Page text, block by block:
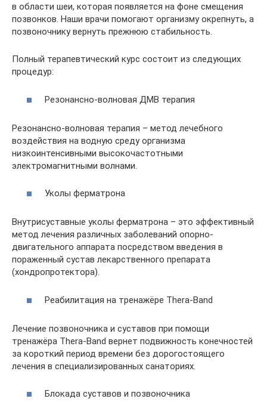
в области шеи, которая появляется на фоне смещения
позвонков. Наши врачи помогают организму окрепнуть, а
позвоночнику вернуть прежнюю стабильность.
Полный терапевтический курс состоит из следующих
процедур:
Резонансно-волновая ДМВ терапия
Резонансно-волновая терапия – метод лечебного
воздействия на водную среду организма
низкоинтенсивными высокочастотными
электромагнитными волнами.
Уколы ферматрона
Внутрисуставные уколы ферматрона – это эффективный
метод лечения различных заболеваний опорно-
двигательного аппарата посредством введения в
пораженный сустав лекарственного препарата
(хондропротектора).
Реабилитация на тренажёре Thera-Band
Лечение позвоночника и суставов при помощи
тренажёра Thera-Band вернет подвижность конечностей
за короткий период времени без дорогостоящего
лечения в специализированных санаториях.
Блокада суставов и позвоночника